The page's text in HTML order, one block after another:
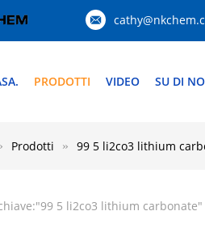
PRODOTTI VIDEO SU DI
Prodotti 99 5 li2co3 lithium
99 5 li2co3 lithium carbonate